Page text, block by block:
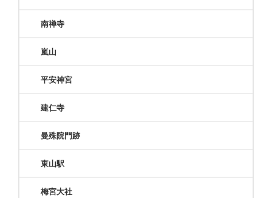
南禅寺
嵐山
平安神宮
建仁寺
曼殊院門跡
東山駅
梅宮大社